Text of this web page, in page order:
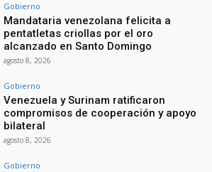
Gobierno
Mandataria venezolana felicita a
pentatletas criollas por el oro
alcanzado en Santo Domingo
agosto 8, 2026
Gobierno
Venezuela y Surinam ratificaron
compromisos de cooperación y apoyo
bilateral
agosto 8, 2026
Gobierno